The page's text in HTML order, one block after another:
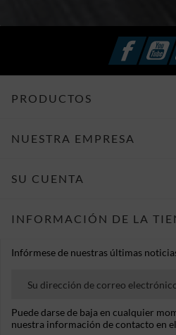
PRODUCTOS
NUESTRA EMPRESA
SU CUENTA
INFORMACIÓN DE LA
Infórmese de nuestras últimas
Puede darse de baja en cualquier
nuestra información de contacto en